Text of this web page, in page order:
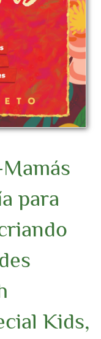
para
Kids,